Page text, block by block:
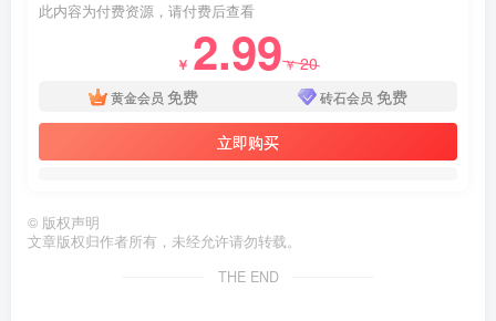
此内容为付费资源，请付费后查看
￥ 2.99￥20
黄金会员 免费 砖石会员 免费
立即购买
© 版权声明
文章版权归作者所有，未经允许请勿转载。
THE END